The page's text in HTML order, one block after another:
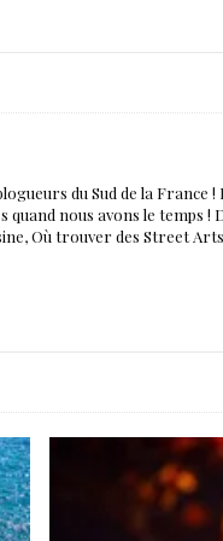
du Sud de la
quand nous avons le
Où trouver des Street